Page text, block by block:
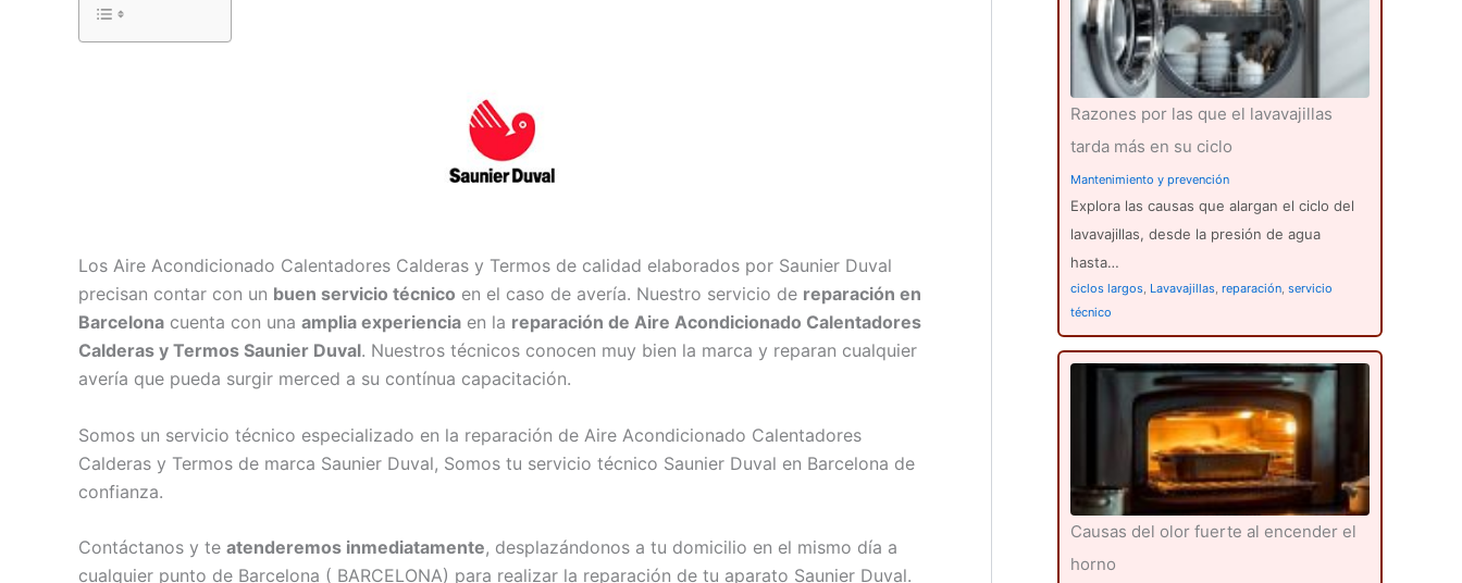
Los Aire Acondicionado Calentadores Calderas y Termos de calidad elaborados por Saunier Duval
precisan contar con un buen servicio técnico en el caso de avería. Nuestro servicio de reparación en
Barcelona cuenta con una amplia experiencia en la reparación de Aire Acondicionado Calentadores
Calderas y Termos Saunier Duval. Nuestros técnicos conocen muy bien la marca y reparan cualquier
avería que pueda surgir merced a su contínua capacitación.
Somos un servicio técnico especializado en la reparación de Aire Acondicionado Calentadores
Calderas y Termos de marca Saunier Duval, Somos tu servicio técnico Saunier Duval en Barcelona de
confianza.
Contáctanos y te atenderemos inmediatamente, desplazándonos a tu domicilio en el mismo día a
cualquier punto de Barcelona ( BARCELONA) para realizar la reparación de tu aparato Saunier Duval.
Razones por las que el lavavajillas
tarda más en su ciclo
Mantenimiento y prevención
Explora las causas que alargan el ciclo del
lavavajillas, desde la presión de agua
hasta…
ciclos largos, Lavavajillas, reparación, servicio
técnico
Causas del olor fuerte al encender el
horno